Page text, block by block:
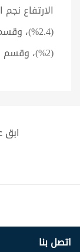
الارتفاع
(2.4%)،
(2%)، وقسم النقل ارتفع بنسبة (1.5%)”.
ابق
اتصل بنا